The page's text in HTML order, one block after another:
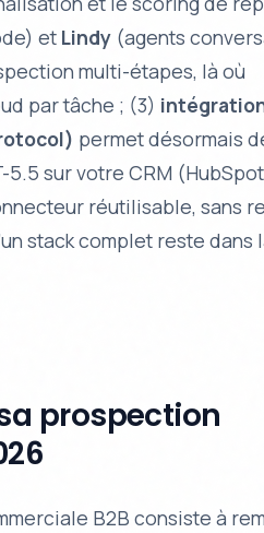
et Lindy (agents
multi-étapes, là où
par tâche ; (3)
permet désormais
5.5 sur votre CRM
réutilisable, sans
stack complet reste dans
prospection
B2B consiste à